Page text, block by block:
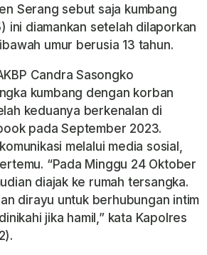
Serang sebut saja kumbang
ini diamankan setelah dilaporkan
umur berusia 13 tahun.
Candra Sasongko
kumbang dengan korban
keduanya berkenalan di
pada September 2023.
melalui media sosial,
“Pada Minggu 24 Oktober
diajak ke rumah tersangka.
dirayu untuk berhubungan intim
jika hamil,” kata Kapolres